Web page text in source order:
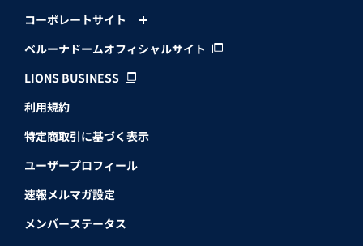
コーポレートサイト
ベルーナドームオフィシャルサイト
LIONS BUSINESS
利用規約
特定商取引に基づく表示
ユーザープロフィール
速報メルマガ設定
メンバーステータス